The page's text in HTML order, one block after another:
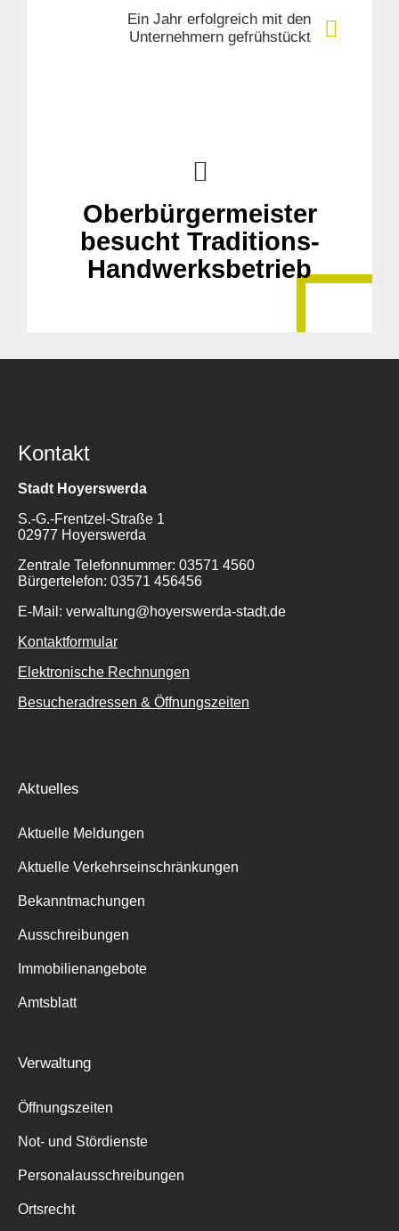
Ein Jahr erfolgreich mit den
Unternehmern gefrühstückt
Oberbürgermeister
besucht Traditions-
Handwerksbetrieb
Kontakt
Stadt Hoyerswerda
S.-G.-Frentzel-Straße 1
02977 Hoyerswerda
Zentrale Telefonnummer: 03571 4560
Bürgertelefon: 03571 456456
E-Mail: verwaltung@hoyerswerda-stadt.de
Kontaktformular
Elektronische Rechnungen
Besucheradressen & Öffnungszeiten
Aktuelles
Aktuelle Meldungen
Aktuelle Verkehrseinschränkungen
Bekanntmachungen
Ausschreibungen
Immobilienangebote
Amtsblatt
Verwaltung
Öffnungszeiten
Not- und Stördienste
Personalausschreibungen
Ortsrecht